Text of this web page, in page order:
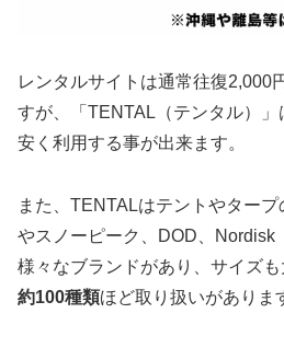
レンタルサイトは通常往復2,000
すが、「TENTAL（テンタル）
安く利用する事が出来ます。
また、TENTALはテントやター
やスノーピーク、DOD、Nordisk
様々なブランドがあり、サイズ
約100種類ほど取り扱いがありま